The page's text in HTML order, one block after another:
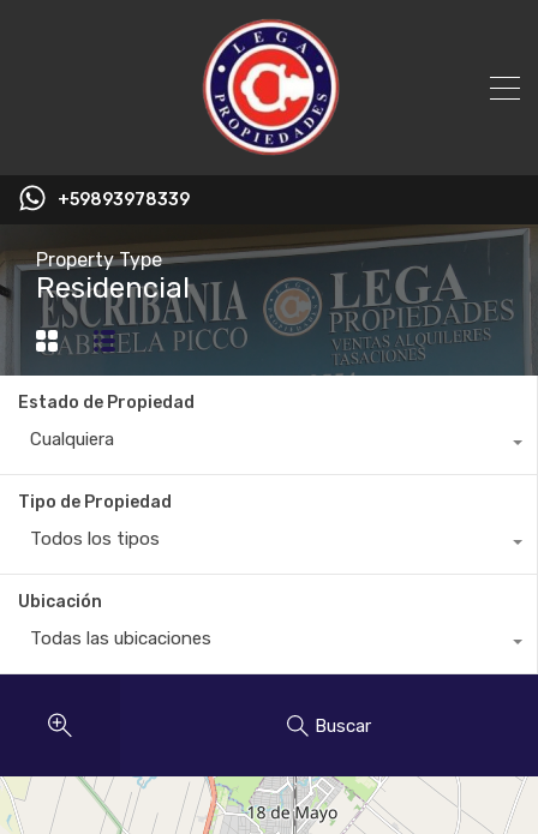
+59893978339
Property Type
Residencial
Estado de Propiedad
Cualquiera
Tipo de Propiedad
Todos los tipos
Ubicación
Todas las ubicaciones
Buscar